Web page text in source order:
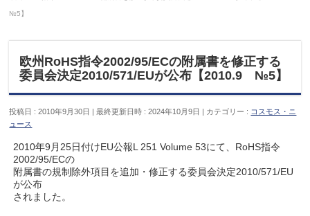
№5】
欧州RoHS指令2002/95/ECの附属書を修正する
委員会決定2010/571/EUが公布【2010.9 №5】
投稿日 : 2010年9月30日 最終更新日時 : 2024年10月9日 カテゴリー : コスモス・ニ
ュース
2010年9月25日付けEU公報L 251 Volume 53にて、RoHS指令
2002/95/ECの
附属書の規制除外項目を追加・修正する委員会決定2010/571/EU
が公布
されました。